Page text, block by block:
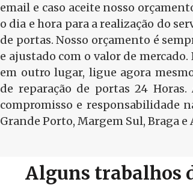
email e caso aceite nosso
o dia e hora para a realização do
de portas. Nosso orçamento é
e ajustado com o valor de mercado.
em outro lugar, ligue agora
de reparação de portas 24 Horas.
compromisso e responsabilidade
Grande Porto, Margem Sul, Braga e
Alguns trabalhos